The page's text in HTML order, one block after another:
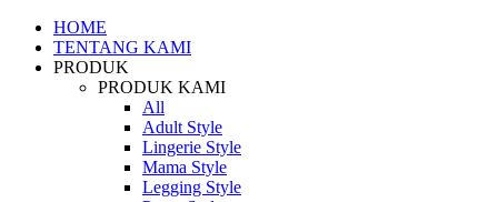
HOME
TENTANG KAMI
PRODUK
PRODUK KAMI
All
Adult Style
Lingerie Style
Mama Style
Legging Style